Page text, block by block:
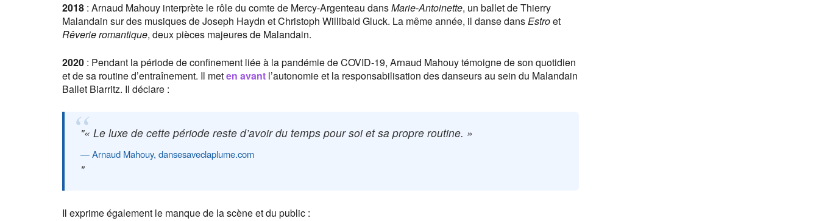
2018 : Arnaud Mahouy interprète le rôle du comte de Mercy-Argenteau dansMarie-Antoinette, un ballet de Thierry
Malandain sur des musiques de Joseph Haydn et Christoph Willibald Gluck. La même année, il danse dansEstroet
Rêverie romantique, deux pièces majeures de Malandain.
2020 : Pendant la période de confinement liée à la pandémie de COVID-19, Arnaud Mahouy témoigne de son quotidien
et de sa routine d’entraînement. Il meten avant l’autonomie et la responsabilisation des danseurs au sein du Malandain
Ballet Biarritz. Il déclare :
« Le luxe de cette période reste d’avoir du temps pour soi et sa propre routine. »
Arnaud Mahouy, dansesaveclaplume.com
Il exprime également le manque de la scène et du public :